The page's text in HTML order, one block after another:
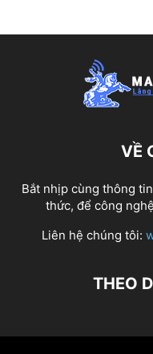
VỀ
Bắt nhịp cùng thông
thức, để công
Liên hệ chúng tôi:
THEO